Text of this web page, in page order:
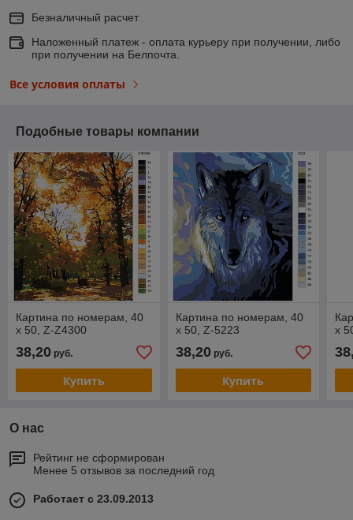
Безналичный расчет
Наложенный платеж - оплата курьеру при получении, либо
при получении на Белпочта.
Все условия оплаты
Подобные товары компании
Картина по номерам, 40
x 50, Z-Z4300
38,20 руб.
Купить
Картина по номерам, 40
x 50, Z-5223
38,20руб.
Купить
x
О нас
Рейтинг не сформирован
Менее 5 отзывов за последний год
Работает с 23.09.2013